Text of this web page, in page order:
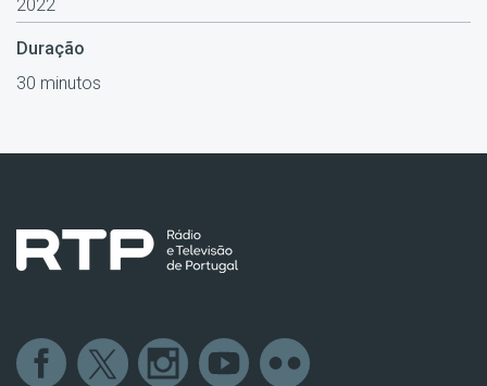
2022
Duração
30 minutos